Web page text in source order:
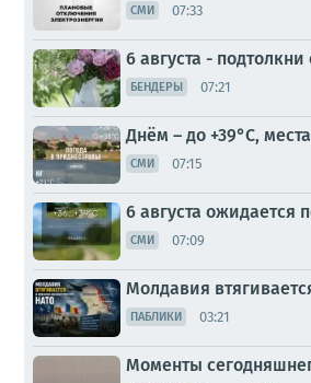
СМИ 07:33
6 августа -
БЕНДЕРЫ 07:21
Днём – до +39°С,
СМИ 07:15
6 августа ожидается
СМИ 07:09
Молдавия
ПАБЛИКИ 03:21
Моменты